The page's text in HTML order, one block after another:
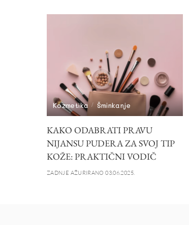
Kozmetika Šminkanje
KAKO ODABRATI PRAVU
NIJANSU PUDERA ZA SVOJ TIP
KOŽE: PRAKTIČNI VODIČ
ZADNJE AŽURIRANO 03.06.2025.